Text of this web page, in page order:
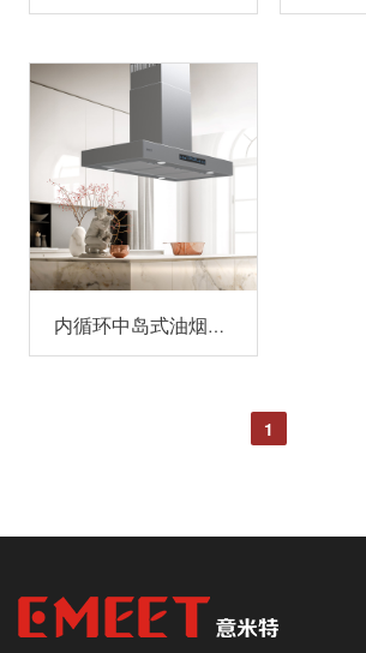
内循环中岛式油烟机 312XH90BP/312XH120BP
1